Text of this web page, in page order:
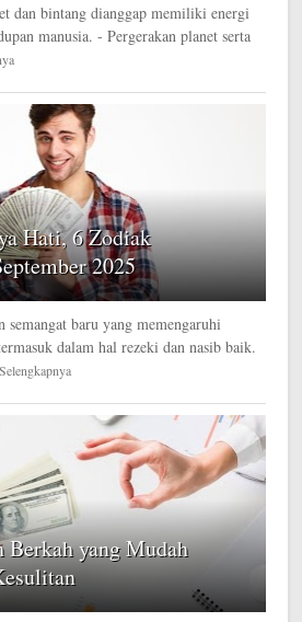
dan bintang dianggap memiliki energi
manusia. - Pergerakan planet serta
Hati, 6 Zodiak
2025
semangat baru yang memengaruhi
dalam hal rezeki dan nasib baik.
Selengkapnya
Berkah yang Mudah